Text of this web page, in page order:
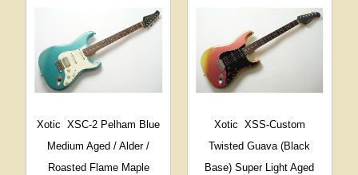
Xotic
XSC-2 Pelham Blue
Medium Aged / Alder /
Roasted Flame Maple
Xotic XSS-Custom
Twisted Guava (Black
Base) Super Light Aged